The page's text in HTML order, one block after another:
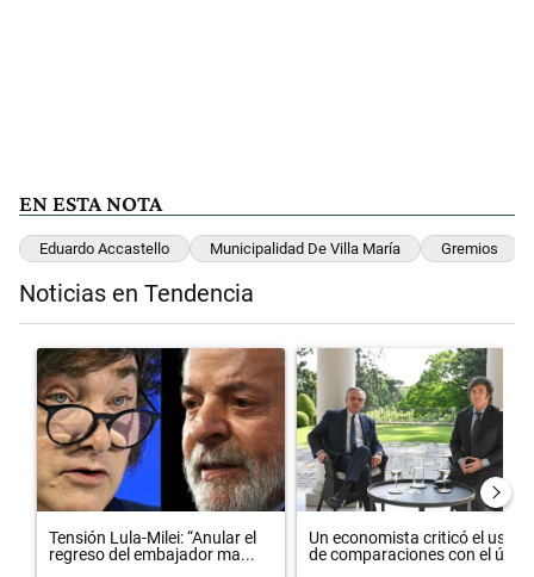
EN ESTA NOTA
Eduardo Accastello Municipalidad De Villa María Gremios
Noticias en Tendencia
Un artículo de tendencia con el título "Tensión Lula-Milei: “Anular
Tensión Lula-Milei: “Anular el
regreso del embajador ma...
Un artículo de tendencia con el
Un economista criticó el uso
de comparaciones con el úl...